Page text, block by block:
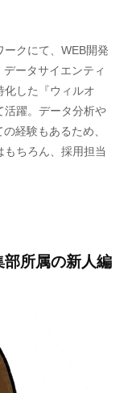
クにて、WEB開発
ータサイエンティ
化した『ウィルオ
活躍。データ分析や
経験もあるため、
ちろん、採用担当
所属の新人編